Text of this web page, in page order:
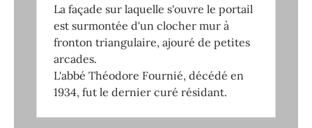
La façade sur laquelle s'ouvre le portail
est surmontée d'un clocher mur à
fronton triangulaire, ajouré de petites
arcades.
L'abbé Théodore Fournié, décédé en
1934, fut le dernier curé résidant.